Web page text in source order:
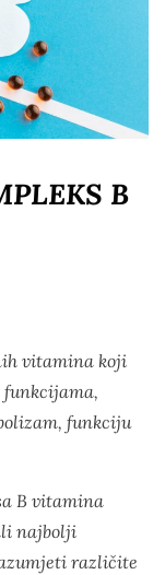
B
vitamina koji
funkciju
B vitamina
najbolji
različite